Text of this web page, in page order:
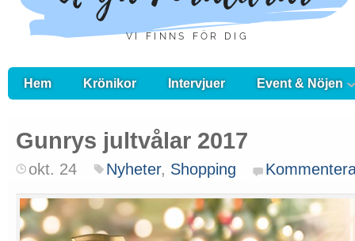
Hem Krönikor Intervjuer Event & Nöjen
Gunrys jultvålar 2017
okt. 24 Nyheter, Shopping